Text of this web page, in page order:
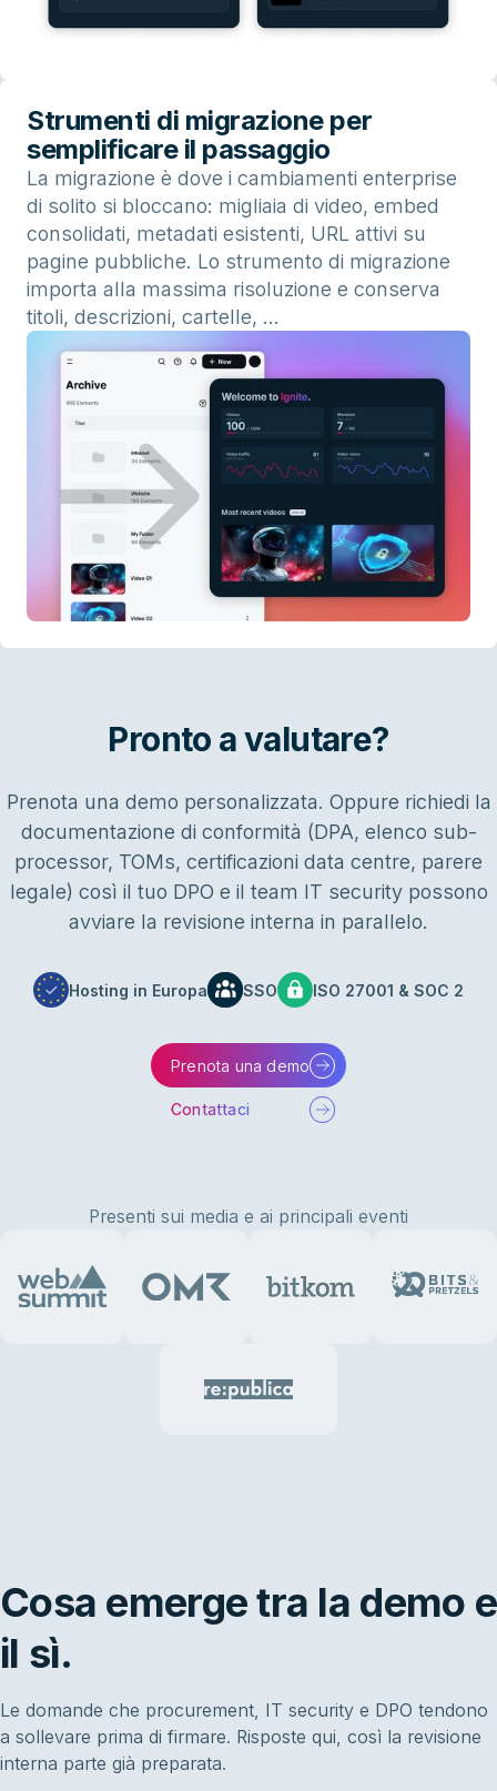
Strumenti di migrazione per
semplificare il passaggio
La migrazione è dove i cambiamenti enterprise
di solito si bloccano: migliaia di video, embed
consolidati, metadati esistenti, URL attivi su
pagine pubbliche. Lo strumento di migrazione
importa alla massima risoluzione e conserva
titoli, descrizioni, cartelle, …
Pronto a valutare?
Prenota una demo personalizzata. Oppure richiedi la
documentazione di conformità (DPA, elenco sub-
processor, TOMs, certificazioni data centre, parere
legale) così il tuo DPO e il team IT security possono
avviare la revisione interna in parallelo.
Hosting in Europa SSO ISO 27001 & SOC 2
Prenota una demo
Contattaci
Presenti sui media e ai principali eventi
Cosa emerge tra la demo e
il sì.
Le domande che procurement, IT security e DPO tendono
a sollevare prima di firmare. Risposte qui, così la revisione
interna parte già preparata.